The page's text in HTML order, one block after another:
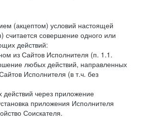
(акцептом) условий настоящей
совершение одного или
действий:
из Сайтов Исполнителя (п. 1.1.
любых действий, направленных
Исполнителя (в т.ч. без
через приложение
приложения Исполнителя
Соискателя.